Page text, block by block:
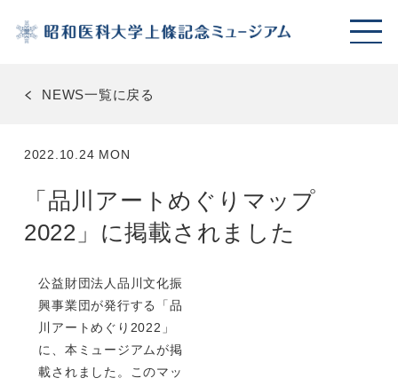
NEWS一覧に戻る
2022.10.24 MON
「品川アートめぐりマップ
2022」に掲載されました
公益財団法人品川文化振
興事業団が発行する「品
川アートめぐり2022」
に、本ミュージアムが掲
載されました。このマッ